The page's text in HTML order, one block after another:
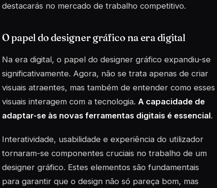
destacarás no mercado de trabalho competitivo.
O papel do designer gráfico na era digital
Na era digital, o papel do designer gráfico expandiu-se
significativamente. Agora, não se trata apenas de criar
visuais atraentes, mas também de entender como esses
visuais interagem com a tecnologia. A capacidade de
adaptar-se às novas ferramentas digitais é essencial.
Interatividade, usabilidade e experiência do utilizador
tornaram-se componentes cruciais no trabalho de um
designer gráfico. Estes elementos são fundamentais
para garantir que o design não só pareça bom, mas